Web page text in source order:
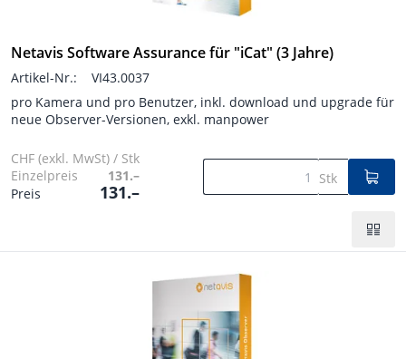
Netavis Software Assurance für "iCat" (3 Jahre)
Artikel-Nr.:
VI43.0037
pro Kamera und pro Benutzer, inkl. download und upgrade für
neue Observer-Versionen, exkl. manpower
CHF (exkl. MwSt) / Stk
Einzelpreis
131.–
Preis
131.–
Stk